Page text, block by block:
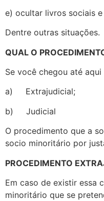
e) ocultar livros sociais
Dentre outras situações.
QUAL O
Se você chegou até
a) Extrajudicial;
b) Judicial
O procedimento que a
socio minoritário por
PROCEDIMENTO
Em caso de existir essa
minoritário que se